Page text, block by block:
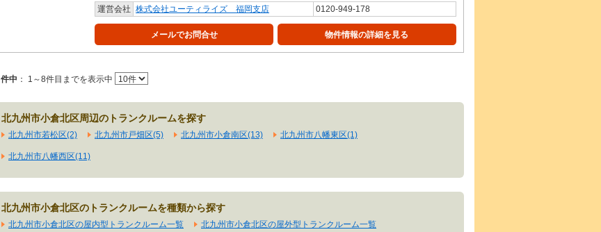
運営会社 株式会社ユーティライズ 福岡支店 0120-949-178
メールでお問合せ 物件情報の詳細を見る
件中 ： 1～8件目までを表示中
北九州市小倉北区周辺のトランクルームを探す
北九州市若松区(2) 北九州市戸畑区(5) 北九州市小倉南区(13) 北九州市八幡東区(1)
北九州市八幡西区(11)
北九州市小倉北区のトランクルームを種類から探す
北九州市小倉北区の屋内型トランクルーム一覧 北九州市小倉北区の屋外型トランクルーム一覧